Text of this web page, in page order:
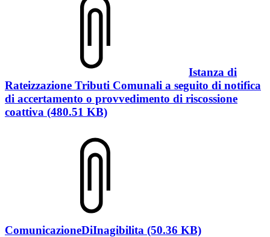
Istanza di
Rateizzazione Tributi Comunali a seguito di notifica
di accertamento o provvedimento di riscossione
coattiva (480.51 KB)
ComunicazioneDiInagibilita (50.36 KB)